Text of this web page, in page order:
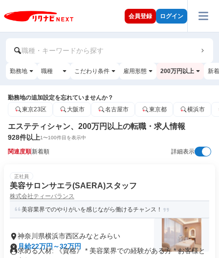
会員登録 ログイン
職種・キーワードから探す
勤務地 職種 こだわり条件 雇用形態 200万円以上 新
勤務地の追加設定を忘れていませんか？
東京23区
大阪市 名古屋市 東京都 横浜市
エステティシャン、200万円以上の転職・求人情報
928件以上1〜100件目を表示中
関連度順新着順 詳細表示
正社員
美容サロンサエラ(SAERA)スタッフ
株式会社ティーバランス
美容業界でのやりがいを感じながら働けるチャンス！
神奈川県横浜市西区みなとみらい
月給22万円～32万円
求める人材: 《資格》 * 美容業界での経験がある方 * お客様と